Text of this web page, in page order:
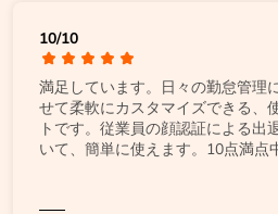
10/10
満足しています。日々の勤怠管理
せて柔軟にカスタマイズできる、
トです。従業員の顔認証による出
いて、簡単に使えます。10点満点